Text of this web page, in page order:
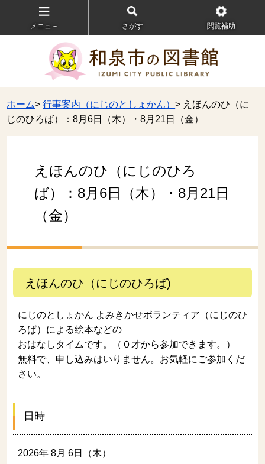
メニュ－ さがす 閲覧補助
ホーム>行事案内（にじのとしょかん）> えほんのひ（に
じのひろば）：8月6日（木）・8月21日（金）
えほんのひ（にじのひろ
ば）：8月6日（木）・8月21日
（金）
えほんのひ（にじのひろば)
にじのとしょかん よみきかせボランティア（にじのひ
ろば）による絵本などの
おはなしタイムです。（０才から参加できます。）
無料で、申し込みはいりません。お気軽にご参加くだ
さい。
日時
2026年 8月 6日（木）